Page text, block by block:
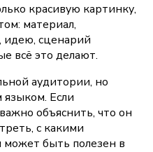
красивую картинку,
материал,
идею, сценарий
всё это делают.
аудитории, но
языком. Если
объяснить, что он
с какими
может быть полезен в